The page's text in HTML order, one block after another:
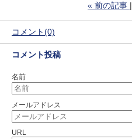
« 前の記事
コメント(0)
コメント投稿
名前
メールアドレス
URL